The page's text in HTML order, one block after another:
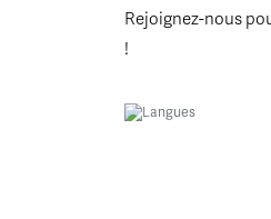
Rejoignez-nous
!